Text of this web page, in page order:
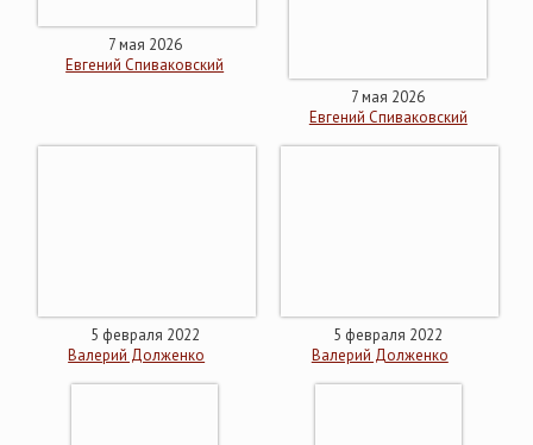
7 мая 2026
Евгений Спиваковский
7 мая 2026
Евгений Спиваковский
5 февраля 2022
Валерий Долженко
5 февраля 2022
Валерий Долженко